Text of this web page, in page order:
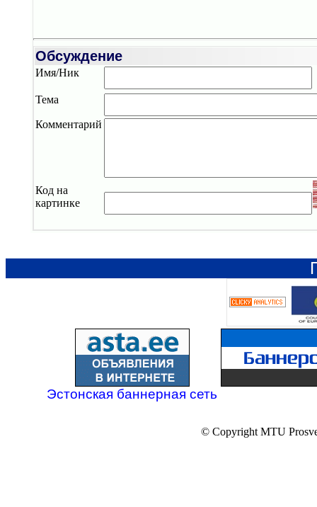
Обсуждение
Имя/Ник
Тема
Комментарий
Код на
картинке
Эстонская баннерная сеть
© Copyright MTU